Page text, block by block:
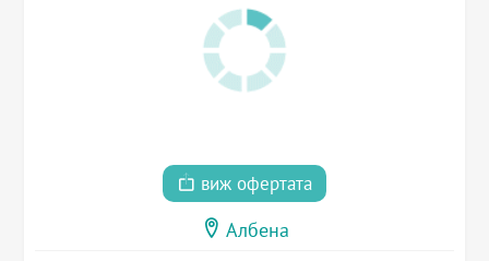
виж офертата
Албена